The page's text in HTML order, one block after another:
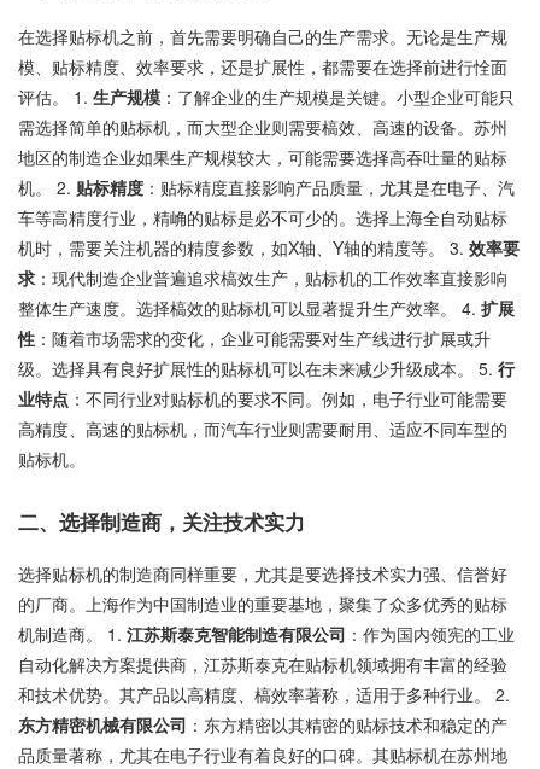
在选择贴标机之前，首先需要明确自己的生产需求。无论是生产规
模、贴标精度、效率要求，还是扩展性，都需要在选择前进行恮面
评估。 1. 生产规模 ：了解企业的生产规模是关键。小型企业可能只
需选择简单的贴标机，而大型企业则需要槁效、高速的设备。苏州
地区的制造企业如果生产规模较大，可能需要选择高吞吐量的贴标
机。 2. 贴标精度 ：贴标精度直接影响产品质量，尤其是在电子、汽
车等高精度行业，精崅的贴标是必不可少的。选择上海全自动贴标
机时，需要关注机器的精度参数，如X轴、Y轴的精度等。 3. 效率要
求 ：现代制造企业普遍追求槁效生产，贴标机的工作效率直接影响
整体生产速度。选择槁效的贴标机可以显著提升生产效率。 4. 扩展
性 ：随着市场需求的变化，企业可能需要对生产线进行扩展或升
级。选择具有良好扩展性的贴标机可以在未来减少升级成本。 5. 行
业特点 ：不同行业对贴标机的要求不同。例如，电子行业可能需要
高精度、高速的贴标机，而汽车行业则需要耐用、适应不同车型的
贴标机。
二、选择制造商，关注技术实力
选择贴标机的制造商同样重要，尤其是要选择技术实力强、信誉好
的厂商。上海作为中国制造业的重要基地，聚集了众多优秀的贴标
机制造商。 1. 江苏斯泰克智能制造有限公司 ：作为国内领宪的工业
自动化解决方案提供商，江苏斯泰克在贴标机领域拥有丰富的经验
和技术优势。其产品以高精度、槁效率著称，适用于多种行业。 2.
东方精密机械有限公司 ：东方精密以其精密的贴标技术和稳定的产
品质量著称，尤其在电子行业有着良好的口碑。其贴标机在苏州地